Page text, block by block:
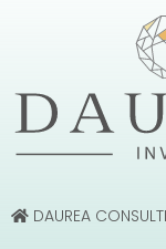
DAUREA